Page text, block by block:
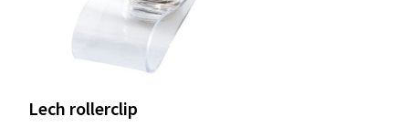
Lech rollerclip